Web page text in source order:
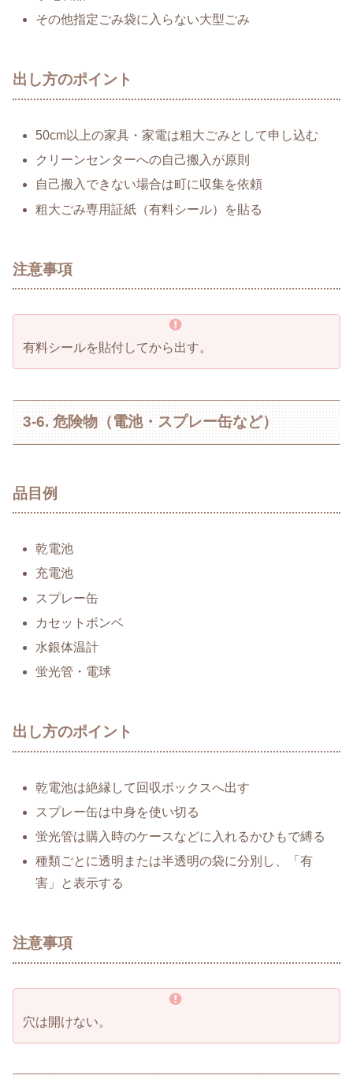
その他指定ごみ袋に入らない大型ごみ
出し方のポイント
50cm以上の家具・家電は粗大ごみとして申し込む
クリーンセンターへの自己搬入が原則
自己搬入できない場合は町に収集を依頼
粗大ごみ専用証紙（有料シール）を貼る
注意事項
有料シールを貼付してから出す。
3-6. 危険物（電池・スプレー缶など）
品目例
乾電池
充電池
スプレー缶
カセットボンベ
水銀体温計
蛍光管・電球
出し方のポイント
乾電池は絶縁して回収ボックスへ出す
スプレー缶は中身を使い切る
蛍光管は購入時のケースなどに入れるかひもで縛る
種類ごとに透明または半透明の袋に分別し、「有
害」と表示する
注意事項
穴は開けない。